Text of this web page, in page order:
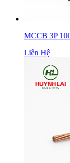
MCCB 3P
Liên Hệ